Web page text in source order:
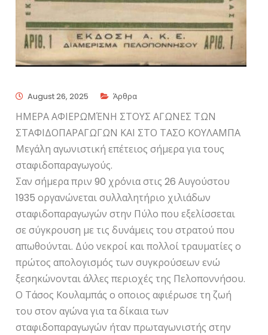
August 26, 2025 Άρθρα
ΗΜΕΡΑ ΑΦΙΕΡΩΜΈΝΗ ΣΤΟΥΣ ΑΓΩΝΕΣ ΤΩΝ
ΣΤΑΦΙΔΟΠΑΡΑΓΩΓΩΝ ΚΑΙ ΣΤΟ ΤΑΣΟ ΚΟΥΛΑΜΠΑ
Μεγάλη αγωνιστική επέτειος σήμερα για τους
σταφιδοπαραγωγούς.
Σαν σήμερα πριν 90 χρόνια στις 26 Αυγούστου
1935 οργανώνεται συλλαλητήριο χιλιάδων
σταφιδοπαραγωγών στην Πύλο που εξελίσσεται
σε σύγκρουση με τις δυνάμεις του στρατού που
απωθούνται. Δύο νεκροί και πολλοί τραυματίες ο
πρώτος απολογισμός των συγκρούσεων ενώ
ξεσηκώνονται άλλες περιοχές της Πελοποννήσου.
Ο Τάσος Κουλαμπάς ο οποιος αφιέρωσε τη ζωή
του στον αγώνα για τα δίκαια των
σταφιδοπαραγωγών ήταν πρωταγωνιστής στην